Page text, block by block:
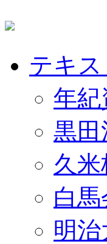
テキス
年紀
黒田
久
白
明